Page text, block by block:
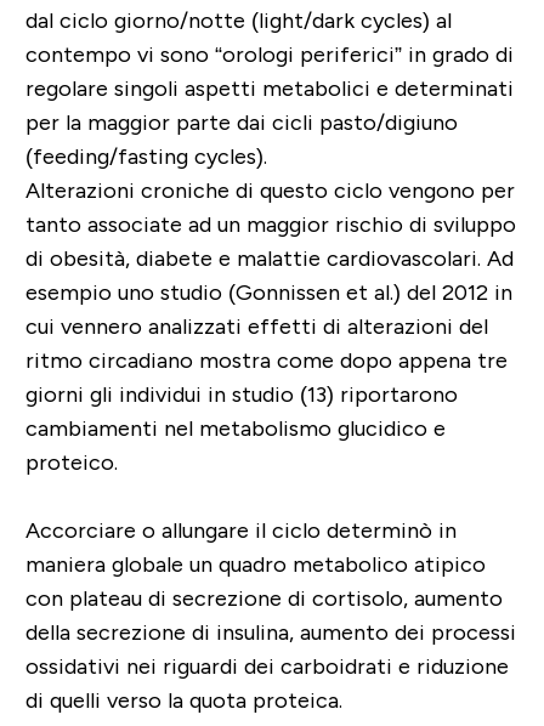
dal ciclo giorno/notte (light/dark cycles) al
contempo vi sono “orologi periferici” in grado di
regolare singoli aspetti metabolici e determinati
per la maggior parte dai cicli pasto/digiuno
(feeding/fasting cycles).
Alterazioni croniche di questo ciclo vengono per
tanto associate ad un maggior rischio di sviluppo
di obesità, diabete e malattie cardiovascolari. Ad
esempio uno studio (Gonnissen et al.) del 2012 in
cui vennero analizzati effetti di alterazioni del
ritmo circadiano mostra come dopo appena tre
giorni gli individui in studio (13) riportarono
cambiamenti nel metabolismo glucidico e
proteico.
Accorciare o allungare il ciclo determinò in
maniera globale un quadro metabolico atipico
con plateau di secrezione di cortisolo, aumento
della secrezione di insulina, aumento dei processi
ossidativi nei riguardi dei carboidrati e riduzione
di quelli verso la quota proteica.